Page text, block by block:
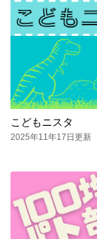
こどもニスタ
2025年11年17日更新